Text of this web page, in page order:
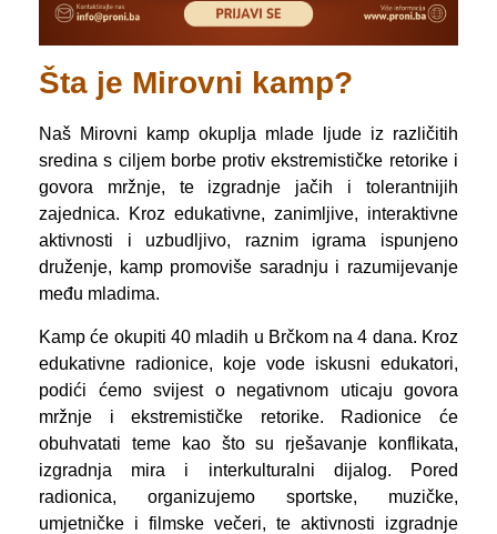
Šta je Mirovni kamp?
Naš Mirovni kamp okuplja mlade ljude iz različitih
sredina s ciljem borbe protiv ekstremističke retorike i
govora mržnje, te izgradnje jačih i tolerantnijih
zajednica. Kroz edukativne, zanimljive, interaktivne
aktivnosti i uzbudljivo, raznim igrama ispunjeno
druženje, kamp promoviše saradnju i razumijevanje
među mladima.
Kamp će okupiti 40 mladih u Brčkom na 4 dana. Kroz
edukativne radionice, koje vode iskusni edukatori,
podići ćemo svijest o negativnom uticaju govora
mržnje i ekstremističke retorike. Radionice će
obuhvatati teme kao što su rješavanje konflikata,
izgradnja mira i interkulturalni dijalog. Pored
radionica, organizujemo sportske, muzičke,
umjetničke i filmske večeri, te aktivnosti izgradnje